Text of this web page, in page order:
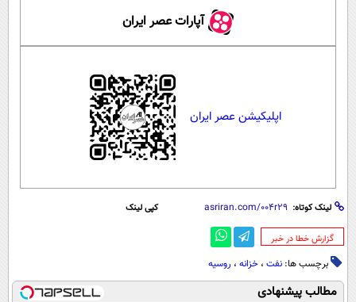
آپارات عصر ایران
اپلیکیشن عصر ایران
لینک کوتاه: کپی لینک
‌گزارش خطا در خبر
برچسب ها: نفت ، خزانه ، روسیه
مطالب پیشنهادی